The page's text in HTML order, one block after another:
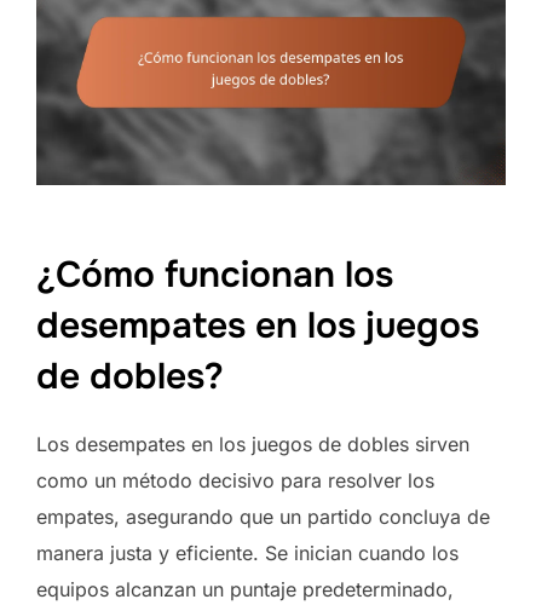
¿Cómo funcionan los
desempates en los juegos
de dobles?
Los desempates en los juegos de dobles sirven
como un método decisivo para resolver los
empates, asegurando que un partido concluya de
manera justa y eficiente. Se inician cuando los
equipos alcanzan un puntaje predeterminado,